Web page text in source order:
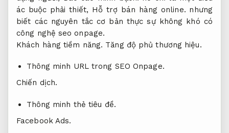
ác buộc phải thiết, Hỗ trợ bán hàng online. nhưng
biết các nguyên tắc cơ bản thực sự không khó có
công nghệ seo onpage.
Khách hàng tiềm năng. Tăng độ phủ thương hiệu.
Thông minh URL trong SEO Onpage.
Chiến dịch.
Thông minh thẻ tiêu đề.
Facebook Ads.